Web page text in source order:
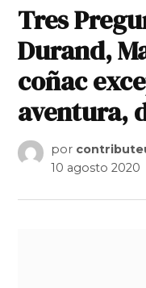
Tres
Durand,
coñac
aventura,
por
10 agosto 2020